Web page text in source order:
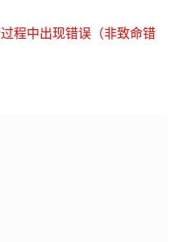
程中出现错误（非致命错